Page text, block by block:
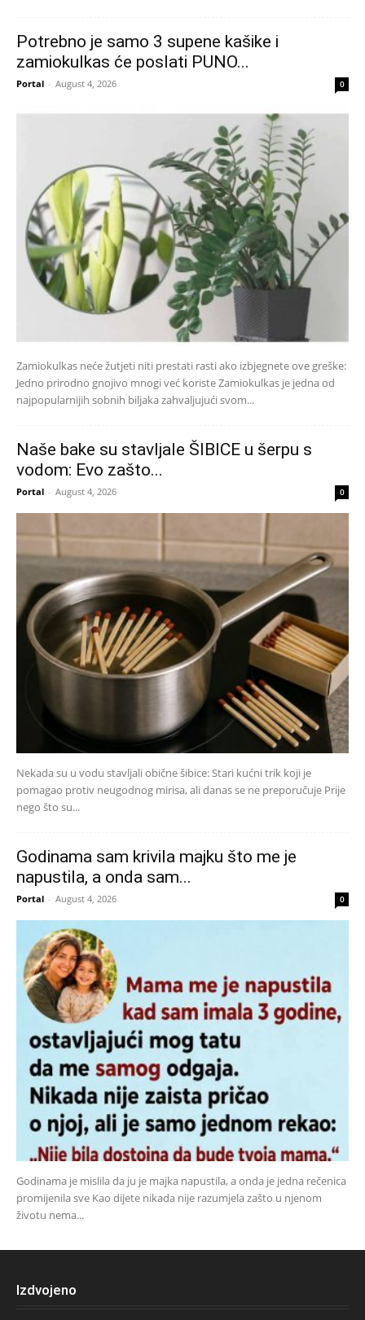
Potrebno je samo 3 supene kašike i
zamiokulkas će poslati PUNO...
Portal - August 4, 2026 0
Zamiokulkas neće žutjeti niti prestati rasti ako izbjegnete ove greške:
Jedno prirodno gnojivo mnogi već koriste Zamiokulkas je jedna od
najpopularnijih sobnih biljaka zahvaljujući svom...
Naše bake su stavljale ŠIBICE u šerpu s
vodom: Evo zašto...
Portal - August 4, 2026 0
Nekada su u vodu stavljali obične šibice: Stari kućni trik koji je
pomagao protiv neugodnog mirisa, ali danas se ne preporučuje Prije
nego što su...
Godinama sam krivila majku što me je
napustila, a onda sam...
Portal - August 4, 2026 0
Godinama je mislila da ju je majka napustila, a onda je jedna rečenica
promijenila sve Kao dijete nikada nije razumjela zašto u njenom
životu nema...
Izdvojeno